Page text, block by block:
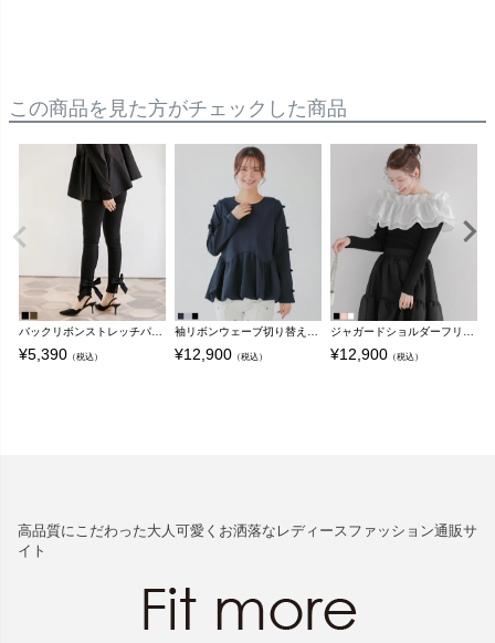
この商品を見た方がチェックした商品
¥5,390 （税込） ¥12,900 （税込） ¥12,900 （税込）
高品質にこだわった大人可愛くお洒落なレディースファッション通販サ
イト